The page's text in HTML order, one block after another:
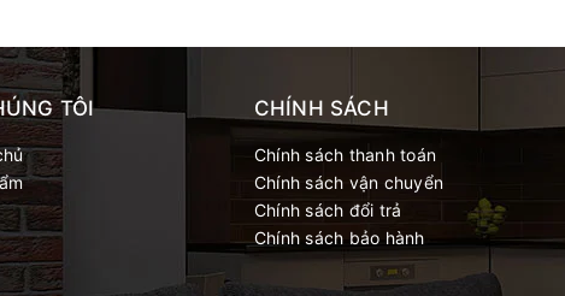
TÔI CHÍNH SÁCH
Chính sách thanh toán
Chính sách vận chuyển
Chính sách đổi trả
Chính sách bảo hành